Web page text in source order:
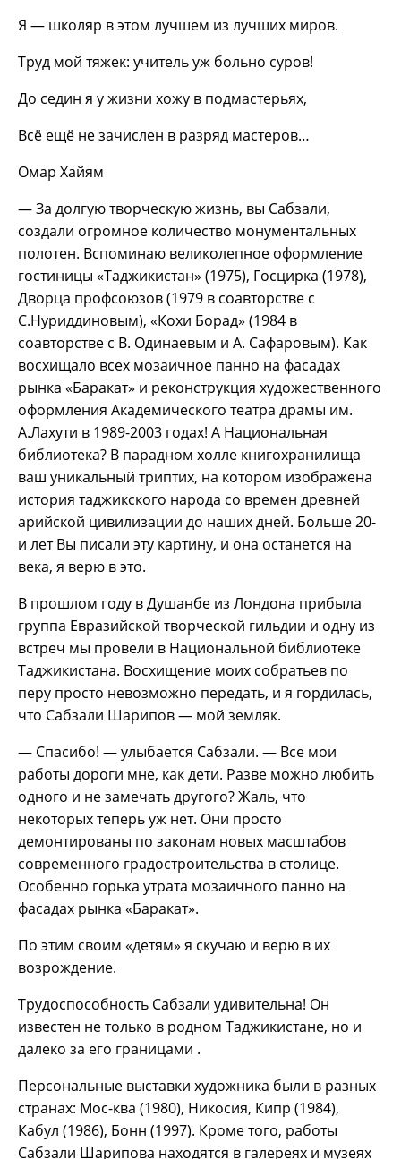
Я — школяр в этом лучшем из лучших миров.
Труд мой тяжек: учитель уж больно суров!
До седин я у жизни хожу в подмастерьях,
Всё ещё не зачислен в разряд мастеров…
Омар Хайям
— За долгую творческую жизнь, вы Сабзали,
создали огромное количество монументальных
полотен. Вспоминаю великолепное оформление
гостиницы «Таджикистан» (1975), Госцирка (1978),
Дворца профсоюзов (1979 в соавторстве с
С.Нуриддиновым), «Кохи Борад» (1984 в
соавторстве с В. Одинаевым и А. Сафаровым). Как
восхищало всех мозаичное панно на фасадах
рынка «Баракат» и реконструкция художественного
оформления Академического театра драмы им.
А.Лахути в 1989-2003 годах! А Национальная
библиотека? В парадном холле книгохранилища
ваш уникальный триптих, на котором изображена
история таджикского народа со времен древней
арийской цивилизации до наших дней. Больше 20-
и лет Вы писали эту картину, и она останется на
века, я верю в это.
В прошлом году в Душанбе из Лондона прибыла
группа Евразийской творческой гильдии и одну из
встреч мы провели в Национальной библиотеке
Таджикистана. Восхищение моих собратьев по
перу просто невозможно передать, и я гордилась,
что Сабзали Шарипов — мой земляк.
— Спасибо! — улыбается Сабзали. — Все мои
работы дороги мне, как дети. Разве можно любить
одного и не замечать другого? Жаль, что
некоторых теперь уж нет. Они просто
демонтированы по законам новых масштабов
современного градостроительства в столице.
Особенно горька утрата мозаичного панно на
фасадах рынка «Баракат».
По этим своим «детям» я скучаю и верю в их
возрождение.
Трудоспособность Сабзали удивительна! Он
известен не только в родном Таджикистане, но и
далеко за его границами .
Персональные выставки художника были в разных
странах: Мос-ква (1980), Никосия, Кипр (1984),
Кабул (1986), Бонн (1997). Кроме того, работы
Сабзали Шарипова находятся в галереях и музеях